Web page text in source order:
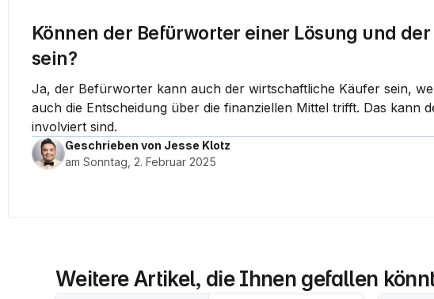
Können der Befürworter einer Lösung und
sein?
Ja, der Befürworter kann auch der wirtschaftliche Käufer sein,
auch die Entscheidung über die finanziellen Mittel trifft. Das kann
involviert sind.
Geschrieben von Jesse Klotz
am Sonntag, 2. Februar 2025
Weitere Artikel, die Ihnen gefallen